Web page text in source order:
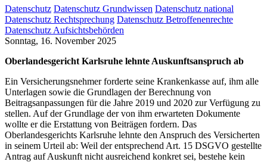
Datenschutz Datenschutz Grundwissen Datenschutz national
Datenschutz Rechtsprechung Datenschutz Betroffenenrechte
Datenschutz Aufsichtsbehörden
Sonntag, 16. November 2025
Oberlandesgericht Karlsruhe lehnte Auskunftsanspruch ab
Ein Versicherungsnehmer forderte seine Krankenkasse auf, ihm alle
Unterlagen sowie die Grundlagen der Berechnung von
Beitragsanpassungen für die Jahre 2019 und 2020 zur Verfügung zu
stellen. Auf der Grundlage der von ihm erwarteten Dokumente
wollte er die Erstattung von Beiträgen fordern. Das
Oberlandesgerichts Karlsruhe lehnte den Anspruch des Versicherten
in seinem Urteil ab: Weil der entsprechend Art. 15 DSGVO gestellte
Antrag auf Auskunft nicht ausreichend konkret sei, bestehe kein